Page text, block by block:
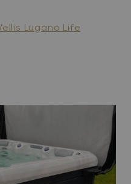
Lugano Life